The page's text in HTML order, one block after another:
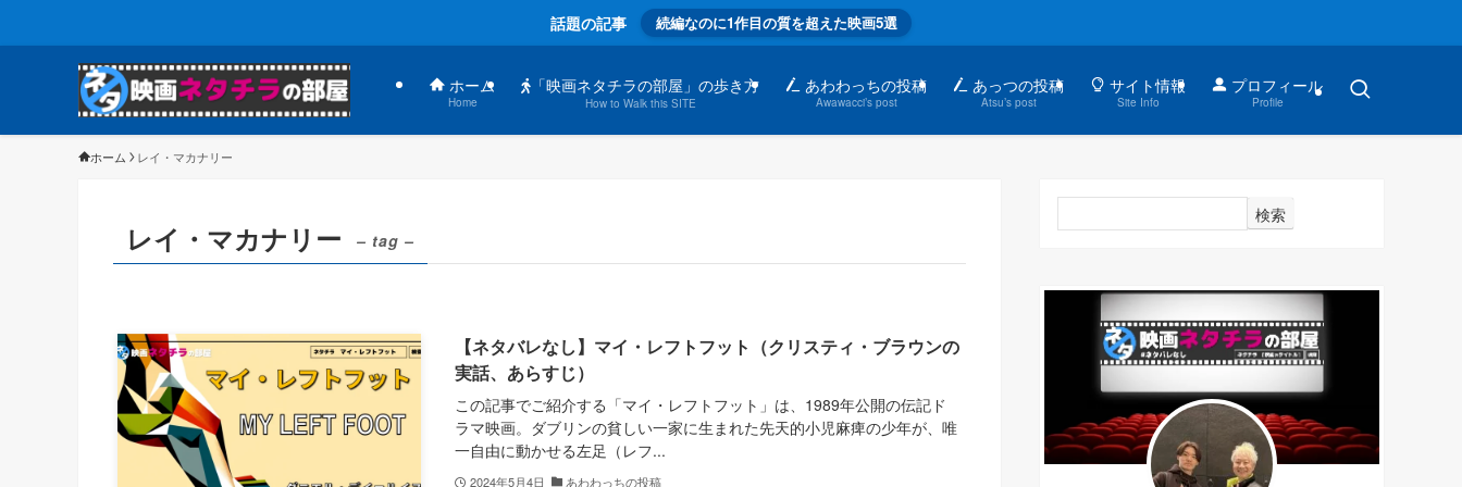
話題の記事 続編なのに1作目の質を超えた映画5選
ホーム
Home
「映画ネタチラの部屋」の歩き方
How to Walk this SITE
あわわっちの投稿
Awawacci’s post
あっつの投稿
Atsu’s post
サイト情報
Site Info
プロフィール
Profile
ホーム レイ・マカナリー
レイ・マカナリー – tag –
【ネタバレなし】マイ・レフトフット（クリスティ・ブラウンの
実話、あらすじ）
この記事でご紹介する「マイ・レフトフット」は、1989年公開の伝記ド
ラマ映画。ダブリンの貧しい一家に生まれた先天的小児麻痺の少年が、唯
一自由に動かせる左足（レフ...
2024年5月4日 あわわっちの投稿
検索